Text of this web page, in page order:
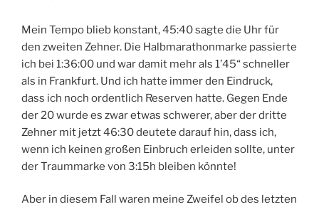
Mein Tempo blieb konstant, 45:40 sagte die Uhr für
den zweiten Zehner. Die Halbmarathonmarke passierte
ich bei 1:36:00 und war damit mehr als 1’45“ schneller
als in Frankfurt. Und ich hatte immer den Eindruck,
dass ich noch ordentlich Reserven hatte. Gegen Ende
der 20 wurde es zwar etwas schwerer, aber der dritte
Zehner mit jetzt 46:30 deutete darauf hin, dass ich,
wenn ich keinen großen Einbruch erleiden sollte, unter
der Traummarke von 3:15h bleiben könnte!
Aber in diesem Fall waren meine Zweifel ob des letzten